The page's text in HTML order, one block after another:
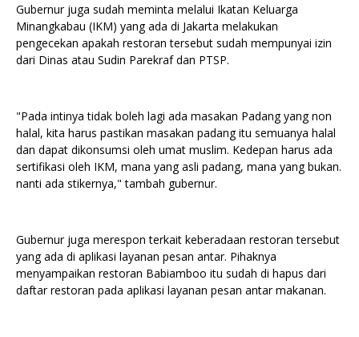
Gubernur juga sudah meminta melalui Ikatan Keluarga
Minangkabau (IKM) yang ada di Jakarta melakukan
pengecekan apakah restoran tersebut sudah mempunyai izin
dari Dinas atau Sudin Parekraf dan PTSP.
"Pada intinya tidak boleh lagi ada masakan Padang yang non
halal, kita harus pastikan masakan padang itu semuanya halal
dan dapat dikonsumsi oleh umat muslim. Kedepan harus ada
sertifikasi oleh IKM, mana yang asli padang, mana yang bukan.
nanti ada stikernya," tambah gubernur.
Gubernur juga merespon terkait keberadaan restoran tersebut
yang ada di aplikasi layanan pesan antar. Pihaknya
menyampaikan restoran Babiamboo itu sudah di hapus dari
daftar restoran pada aplikasi layanan pesan antar makanan.